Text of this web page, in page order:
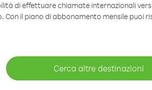
di effettuare chiamate internazionali
il piano di abbonamento mensile puoi
Cerca altre destinazioni